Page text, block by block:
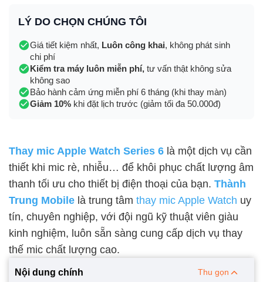
LÝ DO CHỌN CHÚNG TÔI
Giá tiết kiệm nhất, Luôn công khai, không phát sinh
chi phí
Kiểm tra máy luôn miễn phí, tư vấn thật không sửa
không sao
Bảo hành cảm ứng miễn phí 6 tháng (khi thay màn)
Giảm 10% khi đặt lịch trước (giảm tối đa 50.000đ)
Thay mic Apple Watch Series 6 là một dịch vụ cần
thiết khi mic rè, nhiễu… để khôi phục chất lượng âm
thanh tối ưu cho thiết bị điện thoại của bạn. Thành
Trung Mobile là trung tâm thay mic Apple Watch uy
tín, chuyên nghiệp, với đội ngũ kỹ thuật viên giàu
kinh nghiệm, luôn sẵn sàng cung cấp dịch vụ thay
thế mic chất lượng cao.
Nội dung chính Thu gọn